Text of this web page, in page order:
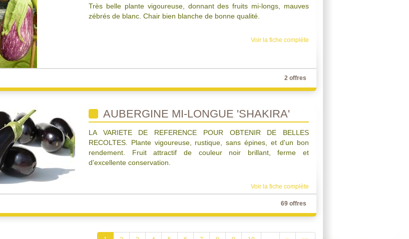
Très belle plante vigoureuse, donnant des fruits mi-longs, mauves
zébrés de blanc. Chair bien blanche de bonne qualité.
Voir la fiche complète
2 offres
AUBERGINE MI-LONGUE 'SHAKIRA'
LA VARIETE DE REFERENCE POUR OBTENIR DE BELLES
RECOLTES. Plante vigoureuse, rustique, sans épines, et d'un bon
rendement. Fruit attractif de couleur noir brillant, ferme et
d'excellente conservation.
Voir la fiche complète
69 offres